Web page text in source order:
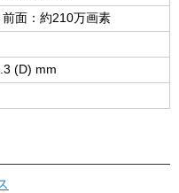
面：約210万画素
(D) mm